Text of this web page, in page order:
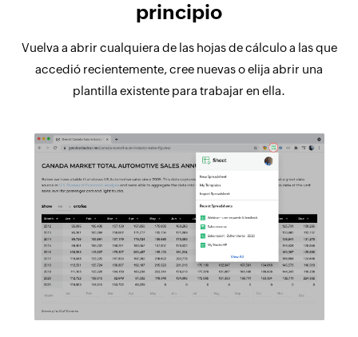
principio
Vuelva a abrir cualquiera de las hojas de cálculo a las que
accedió recientemente, cree nuevas o elija abrir una
plantilla existente para trabajar en ella.